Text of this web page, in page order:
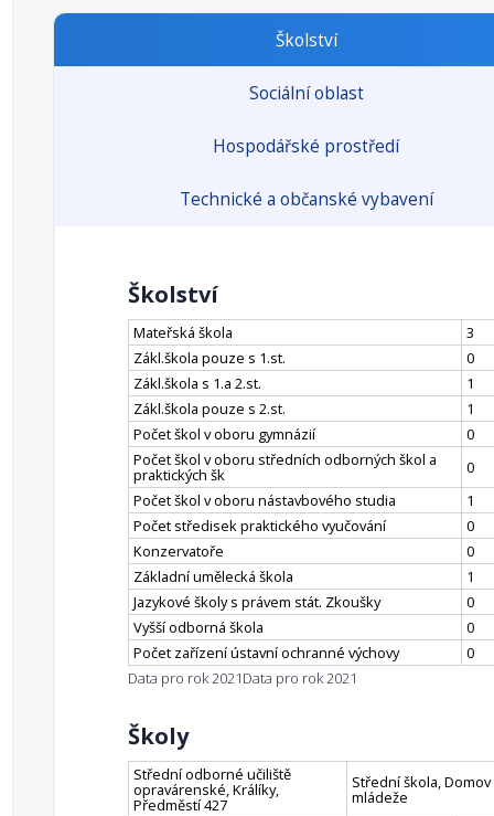
Školství
Sociální oblast
Hospodářské prostředí
Technické a občanské vybavení
Školství
Mateřská škola
3
Zákl.škola pouze s 1.st.
0
Zákl.škola s 1.a 2.st.
1
Zákl.škola pouze s 2.st.
1
Počet škol v oboru gymnázií
0
Počet škol v oboru středních odborných škol a
praktických šk
0
Počet škol v oboru nástavbového studia
1
Počet středisek praktického vyučování
0
Konzervatoře
0
Základní umělecká škola
1
Jazykové školy s právem stát. Zkoušky
0
Vyšší odborná škola
0
Počet zařízení ústavní ochranné výchovy
0
Data pro rok 2021Data pro rok 2021
Školy
Střední odborné učiliště
opravárenské, Králíky,
Předměstí 427
Střední škola, Domov
mládeže